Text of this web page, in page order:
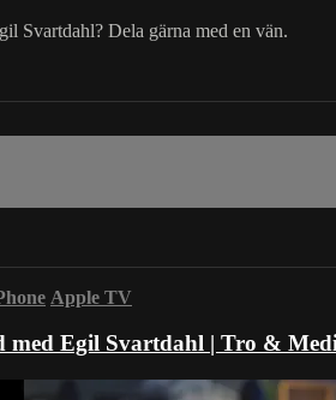
Svartdahl? Dela gärna med en vän.
Apple TV
med Egil Svartdahl | Tro &